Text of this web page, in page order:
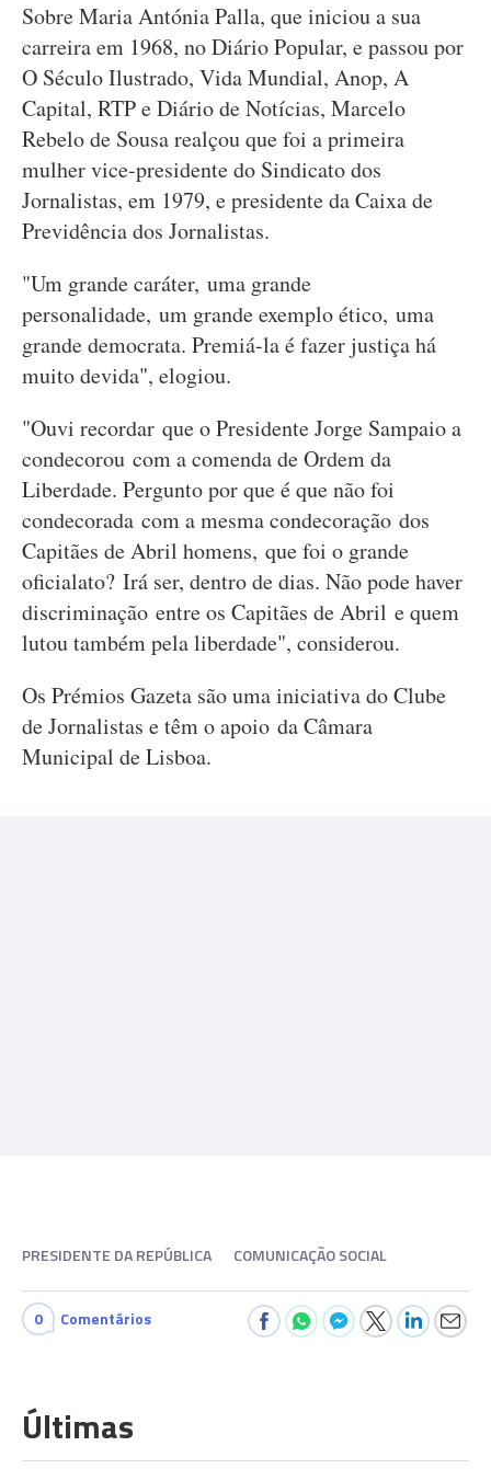
Sobre Maria Antónia Palla, que iniciou a sua
carreira em 1968, no Diário Popular, e passou por
O Século Ilustrado, Vida Mundial, Anop, A
Capital, RTP e Diário de Notícias, Marcelo
Rebelo de Sousa realçou que foi a primeira
mulher vice-presidente do Sindicato dos
Jornalistas, em 1979, e presidente da Caixa de
Previdência dos Jornalistas.
"Um grande caráter, uma grande
personalidade, um grande exemplo ético, uma
grande democrata. Premiá-la é fazer justiça há
muito devida", elogiou.
"Ouvi recordar que o Presidente Jorge Sampaio a
condecorou com a comenda de Ordem da
Liberdade. Pergunto por que é que não foi
condecorada com a mesma condecoração dos
Capitães de Abril homens, que foi o grande
oficialato? Irá ser, dentro de dias. Não pode haver
discriminação entre os Capitães de Abril e quem
lutou também pela liberdade", considerou.
Os Prémios Gazeta são uma iniciativa do Clube
de Jornalistas e têm o apoio da Câmara
Municipal de Lisboa.
PRESIDENTE DA REPÚBLICA COMUNICAÇÃO SOCIAL
0 Comentários
Últimas